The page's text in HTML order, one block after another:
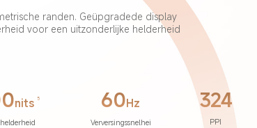
randen. Geüpgradede display
voor een uitzonderlijke helderheid
nits 5 60Hz
Verversingssnelhei
324
PPI